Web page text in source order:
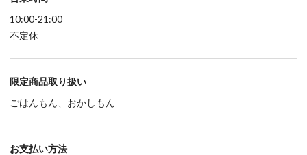
10:00-21:00
不定休
限定商品取り扱い
ごはんもん、おかしもん
お支払い方法